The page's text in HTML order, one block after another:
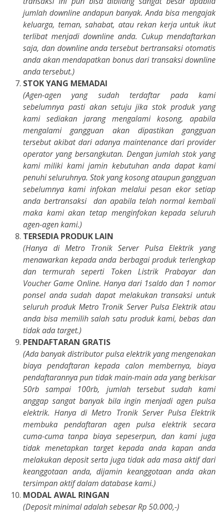
jumlah downline andapun banyak. Anda bisa mengajak
keluarga, teman, sahabat, atau rekan kerja untuk ikut
terlibat menjadi downline anda. Cukup mendaftarkan
saja, dan downline anda tersebut bertransaksi otomatis
anda akan mendapatkan bonus dari transaksi downline
anda tersebut.)
STOK YANG MEMADAI
(Agen-agen yang sudah terdaftar pada kami
sebelumnya pasti akan setuju jika stok produk yang
kami sediakan jarang mengalami kosong, apabila
mengalami gangguan akan dipastikan gangguan
tersebut akibat dari adanya maintenance dari provider
operator yang bersangkutan. Dengan jumlah stok yang
kami miliki kami jamin kebutuhan anda dapat kami
penuhi seluruhnya. Stok yang kosong ataupun gangguan
sebelumnya kami infokan melalui pesan ekor setiap
anda bertransaksi dan apabila telah normal kembali
maka kami akan tetap menginfokan kepada seluruh
agen-agen kami.)
TERSEDIA PRODUK LAIN
(Hanya di Metro Tronik Server Pulsa Elektrik yang
menawarkan kepada anda berbagai produk terlengkap
dan termurah seperti Token Listrik Prabayar dan
Voucher Game Online. Hanya dari 1saldo dan 1 nomor
ponsel anda sudah dapat melakukan transaksi untuk
seluruh produk Metro Tronik Server Pulsa Elektrik atau
anda bisa memilih salah satu produk kami, bebas dan
tidak ada target.)
PENDAFTARAN GRATIS
(Ada banyak distributor pulsa elektrik yang mengenakan
biaya pendaftaran kepada calon membernya, biaya
pendaftarannya pun tidak main-main ada yang berkisar
50rb sampai 100rb, jumlah tersebut sudah kami
anggap sangat banyak bila ingin menjadi agen pulsa
elektrik. Hanya di Metro Tronik Server Pulsa Elektrik
membuka pendaftaran agen pulsa elektrik secara
cuma-cuma tanpa biaya sepeserpun, dan kami juga
tidak menetapkan target kepada anda kapan anda
melakukan deposit serta juga tidak ada masa aktif dari
keanggotaan anda, dijamin keanggotaan anda akan
tersimpan aktif dalam database kami.)
MODAL AWAL RINGAN
(Deposit minimal adalah sebesar Rp 50.000,-)